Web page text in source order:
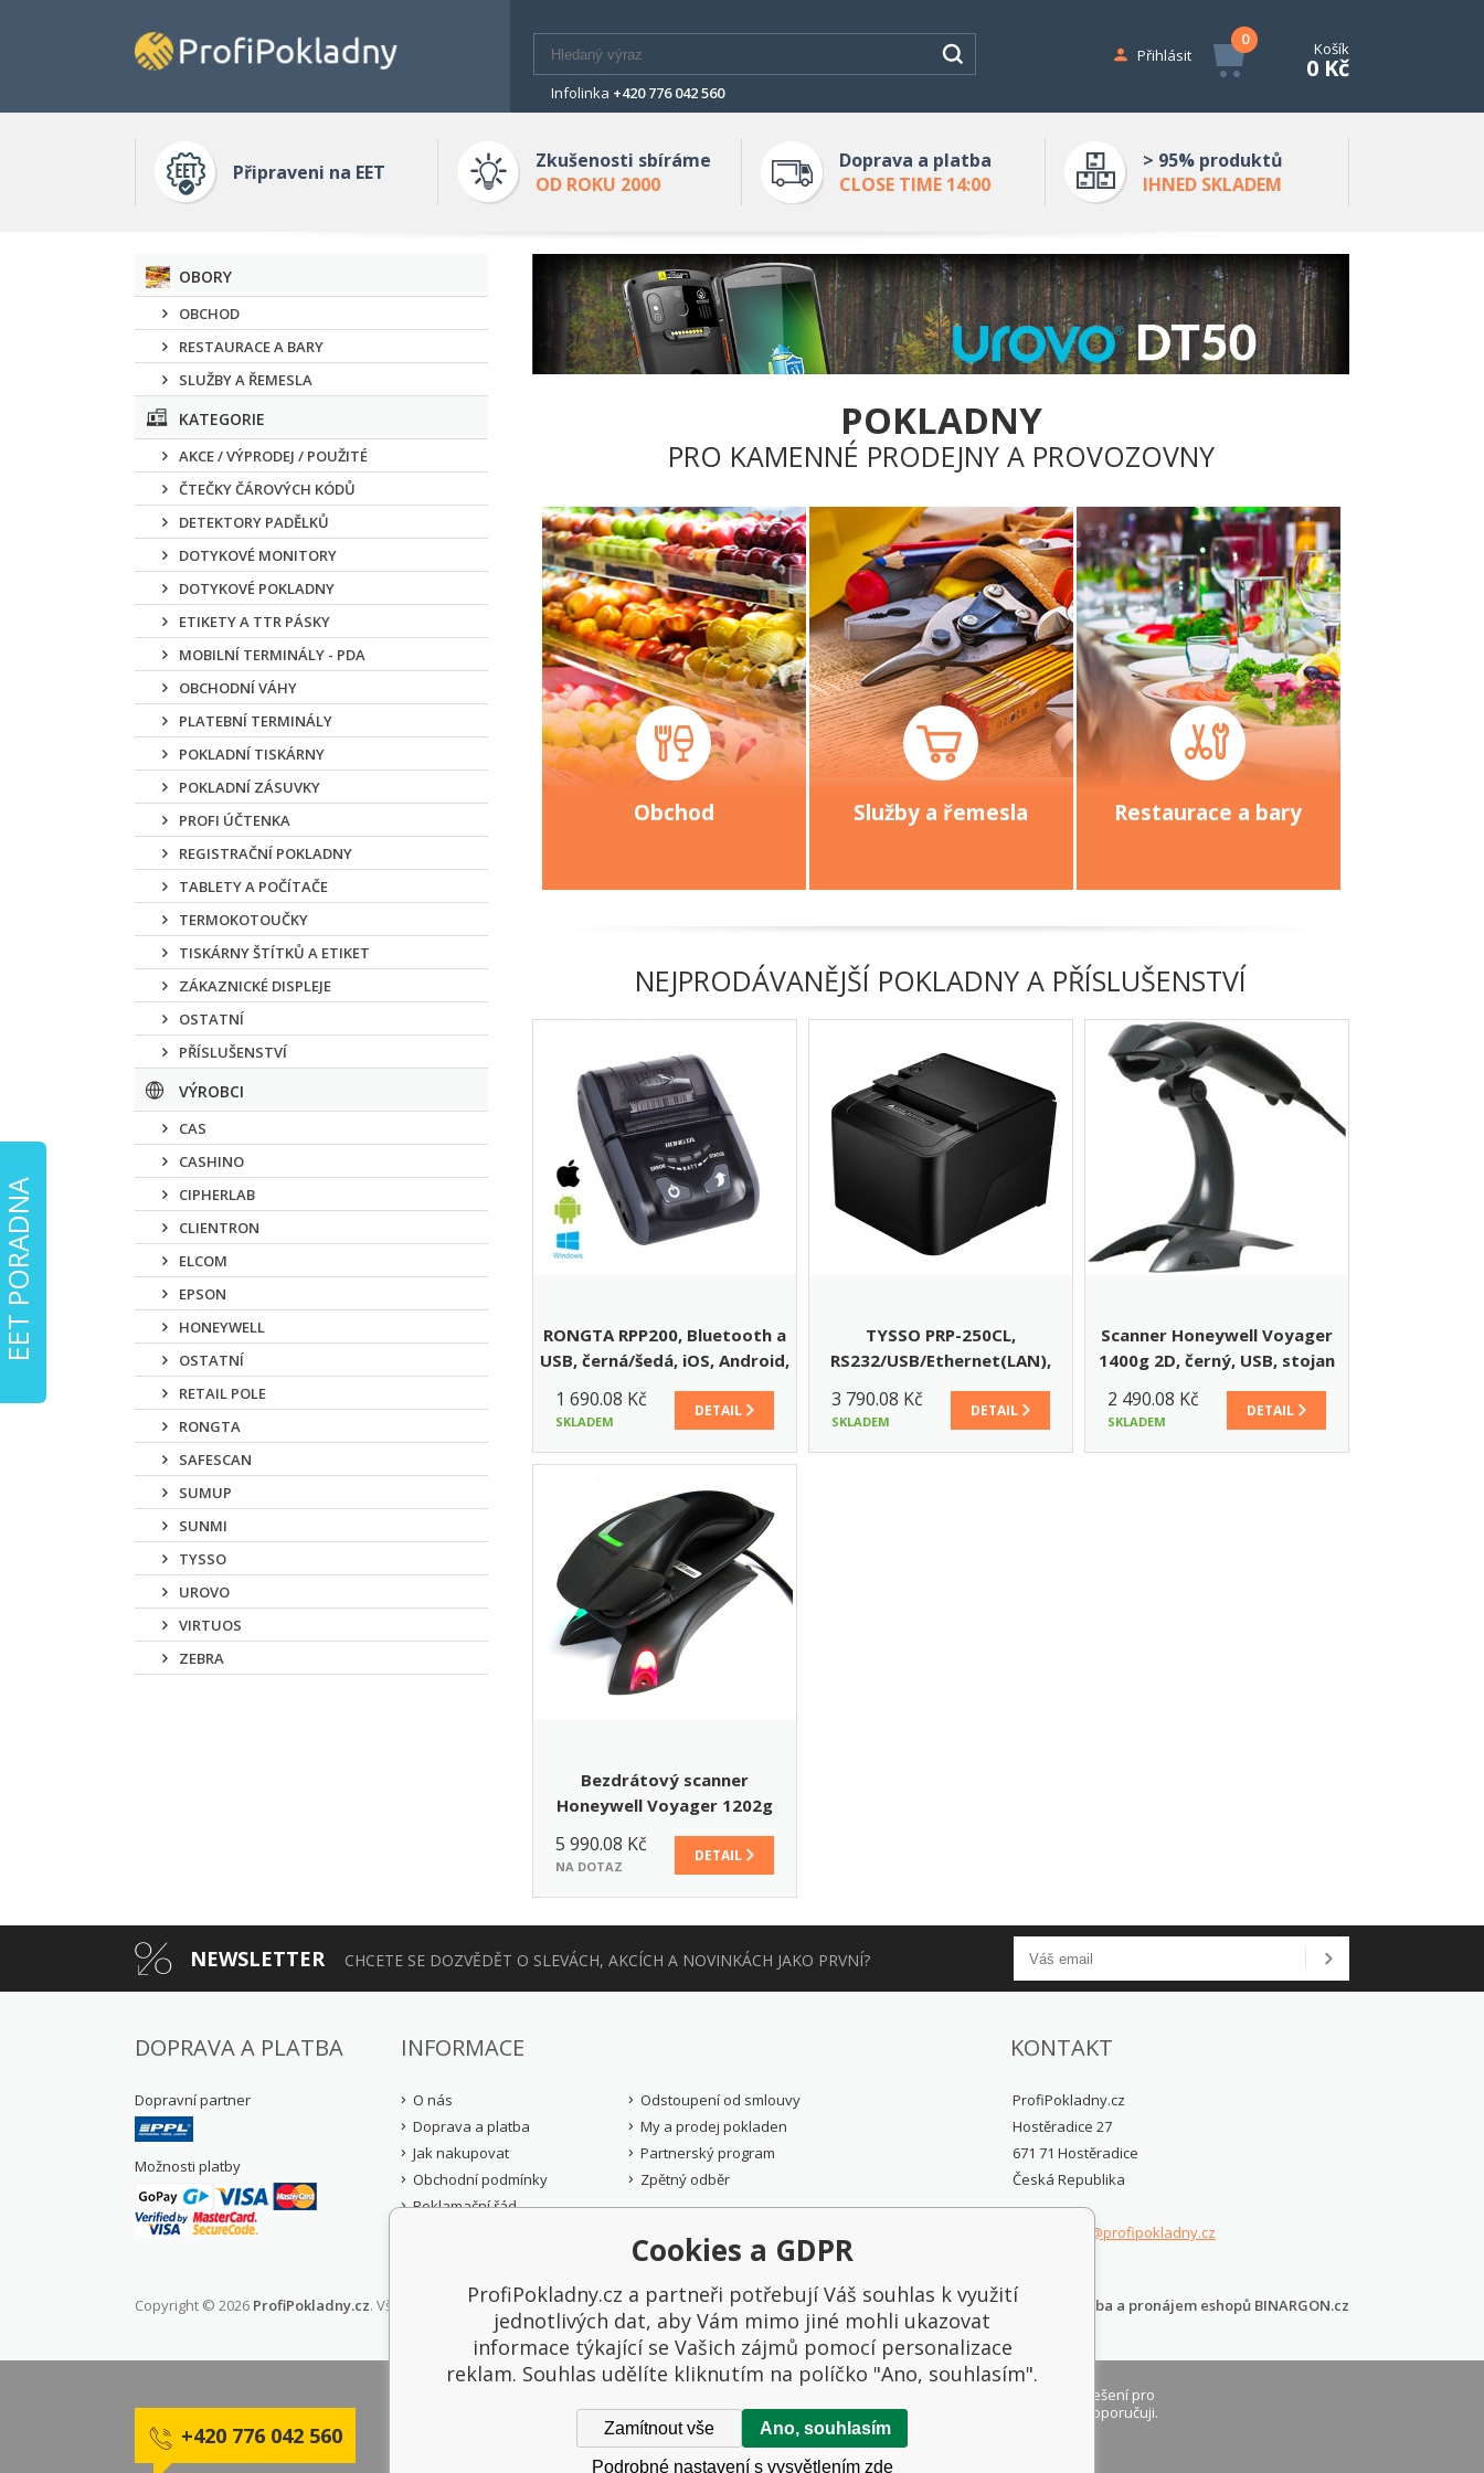
0 Košík
0 Kč
Přihlásit
Infolinka +420 776 042 560
Připraveni na EET
Zkušenosti sbíráme
OD ROKU 2000
Doprava a platba
CLOSE TIME 14:00
> 95% produktů
IHNED SKLADEM
OBORY
OBCHOD
RESTAURACE A BARY
SLUŽBY A ŘEMESLA
KATEGORIE
AKCE / VÝPRODEJ / POUŽITÉ
ČTEČKY ČÁROVÝCH KÓDŮ
DETEKTORY PADĚLKŮ
DOTYKOVÉ MONITORY
DOTYKOVÉ POKLADNY
ETIKETY A TTR PÁSKY
MOBILNÍ TERMINÁLY - PDA
OBCHODNÍ VÁHY
PLATEBNÍ TERMINÁLY
POKLADNÍ TISKÁRNY
POKLADNÍ ZÁSUVKY
PROFI ÚČTENKA
REGISTRAČNÍ POKLADNY
TABLETY A POČÍTAČE
TERMOKOTOUČKY
TISKÁRNY ŠTÍTKŮ A ETIKET
ZÁKAZNICKÉ DISPLEJE
OSTATNÍ
PŘÍSLUŠENSTVÍ
VÝROBCI
CAS
CASHINO
CIPHERLAB
CLIENTRON
ELCOM
EPSON
HONEYWELL
OSTATNÍ
RETAIL POLE
RONGTA
SAFESCAN
SUMUP
SUNMI
TYSSO
UROVO
VIRTUOS
ZEBRA
POKLADNY
PRO KAMENNÉ PRODEJNY A PROVOZOVNY
Obchod Služby a řemesla Restaurace a bary
NEJPRODÁVANĚJŠÍ POKLADNY A PŘÍSLUŠENSTVÍ
RONGTA RPP200, Bluetooth a
USB, černá/šedá, iOS, Android,
Windows
1 690.08 Kč
SKLADEM
DETAIL
TYSSO PRP-250CL,
RS232/USB/Ethernet(LAN),
černá (OKPRINT 250CL)
3 790.08 Kč
SKLADEM
DETAIL
Scanner Honeywell Voyager
1400g 2D, černý, USB, stojan
2 490.08 Kč
SKLADEM
DETAIL
Bezdrátový scanner
Honeywell Voyager 1202g
Bluetooth, černý, USB
5 990.08 Kč
NA DOTAZ
DETAIL
NEWSLETTER CHCETE SE DOZVĚDĚT O SLEVÁCH, AKCÍCH A NOVINKÁCH JAKO PRVNÍ?
KONTAKT
ProfiPokladny.cz
Hostěradice 27
671 71 Hostěradice
Česká Republika
posinfo@profipokladny.cz
DOPRAVA A PLATBA
Dopravní partner
Možnosti platby
INFORMACE
O nás
Doprava a platba
Jak nakupovat
Obchodní podmínky
Reklamační řád
Odstoupení od smlouvy
My a prodej pokladen
Partnerský program
Zpětný odběr
Copyright © 2026 ProfiPokladny.cz. Všechny práva vyhrazené. Tvorba a pronájem eshopů BINARGON.cz
+420 776 042 560
Prodejna SQL napojenému na
ekonomický systém Money S5 se
nám zvýšila efektivita práce.
Pokladní aplikace je velmi rychlá a
Prodejna SQL je skvělé řešení pro
jakoukoliv firmu, určitě doporučuji.
ZOBRAZIT DALŠÍ REFERENCE
Cookies a GDPR
ProfiPokladny.cz a partneři potřebují Váš souhlas k využití
jednotlivých dat, aby Vám mimo jiné mohli ukazovat
informace týkající se Vašich zájmů pomocí personalizace
reklam. Souhlas udělíte kliknutím na políčko "Ano, souhlasím".
Zamítnout vše Ano, souhlasím
Podrobné nastavení s vysvětlením zde